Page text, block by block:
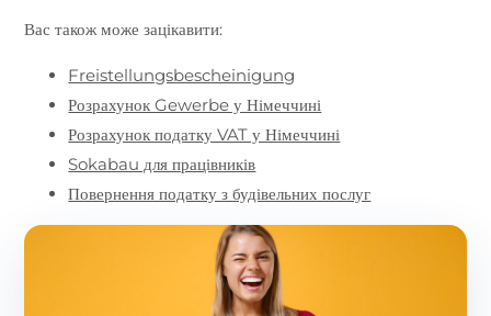
Вас також може зацікавити:
Freistellungsbescheinigung
Розрахунок Gewerbe у Німеччині
Розрахунок податку VAT у Німеччині
Sokabau для працівників
Повернення податку з будівельних послуг